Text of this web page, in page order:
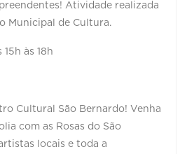
Atividade realizada
Municipal de Cultura.
15h às 18h
Cultural São Bernardo! Venha
com as Rosas do São
locais e toda a